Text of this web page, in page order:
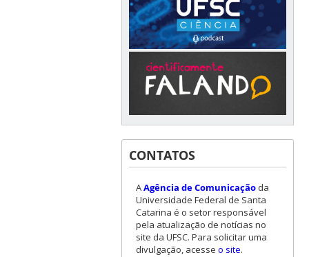
CONTATOS
AAgência de Comunicaçãoda
Universidade Federal de Santa
Catarina é o setor responsável
pela atualização de notícias no
site da UFSC. Para solicitar uma
divulgação, acesse o site.